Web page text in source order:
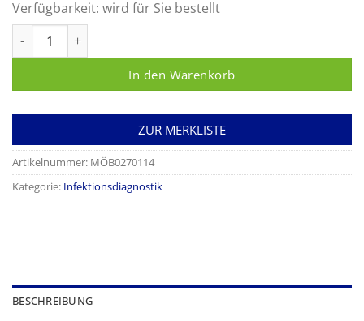
Verfügbarkeit: wird für Sie bestellt
In den Warenkorb
ZUR MERKLISTE
Artikelnummer: MÖB0270114
Kategorie: Infektionsdiagnostik
BESCHREIBUNG